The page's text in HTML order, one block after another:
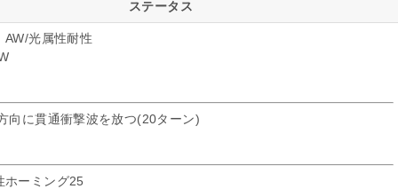
ステータス
AW/光属性耐性
向に貫通衝撃波を放つ(20ターン)
ホーミング25